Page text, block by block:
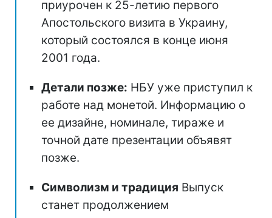
приурочен к 25-летию первого
Апостольского визита в Украину,
который состоялся в конце июня
2001 года.
Детали позже: НБУ уже приступил к
работе над монетой. Информацию о
ее дизайне, номинале, тираже и
точной дате презентации объявят
позже.
Символизм и традиция Выпуск
станет продолжением